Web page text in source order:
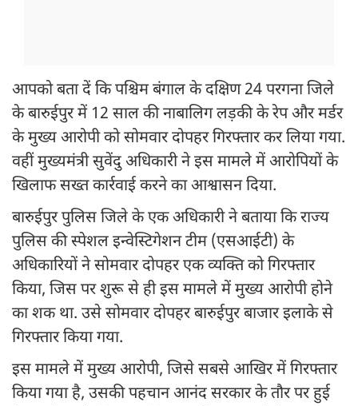
आपको बता दें कि पश्चिम बंगाल के दक्षिण 24 परगना जिले
के बारुईपुर में 12 साल की नाबालिग लड़की के रेप और मर्डर
के मुख्य आरोपी को सोमवार दोपहर गिरफ्तार कर लिया गया.
वहीं मुख्यमंत्री सुवेंदु अधिकारी ने इस मामले में आरोपियों के
खिलाफ सख्त कार्रवाई करने का आश्वासन दिया.
बारुईपुर पुलिस जिले के एक अधिकारी ने बताया कि राज्य
पुलिस की स्पेशल इन्वेस्टिगेशन टीम (एसआईटी) के
अधिकारियों ने सोमवार दोपहर एक व्यक्ति को गिरफ्तार
किया, जिस पर शुरू से ही इस मामले में मुख्य आरोपी होने
का शक था. उसे सोमवार दोपहर बारुईपुर बाजार इलाके से
गिरफ्तार किया गया.
इस मामले में मुख्य आरोपी, जिसे सबसे आखिर में गिरफ्तार
किया गया है, उसकी पहचान आनंद सरकार के तौर पर हुई